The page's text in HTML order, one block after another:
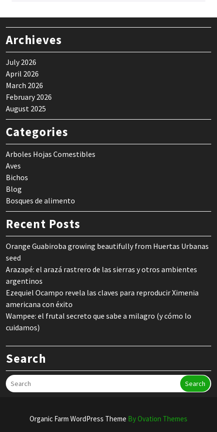
Archieves
July 2026
April 2026
March 2026
February 2026
August 2025
Categories
Arboles Hojas Comestibles
Aves
Bichos
Blog
Bosques de alimento
Recent Posts
Orange Guabiroba growing beautifully from Huertas Urbanas
seed
Arazapé: el arazá rastrero de las sierras y otros ambientes
argentinos
Ezequiel Ocampo revela las claves para reproducir Ximenia
americana con éxito
Wampee: el frutal secreto que sabe a milagro (y cómo lo
cuidamos)
Search
Search
Organic Farm WordPress Theme By Ovation Themes